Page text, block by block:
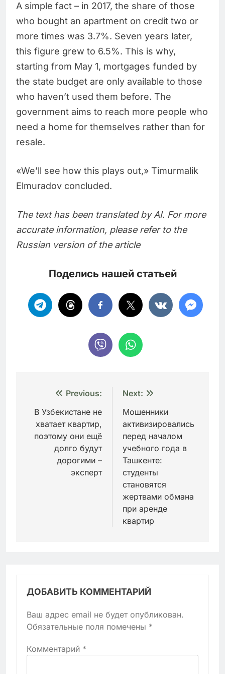
A simple fact – in 2017, the share of those
who bought an apartment on credit two or
more times was 3.7%. Seven years later,
this figure grew to 6.5%. This is why,
starting from May 1, mortgages funded by
the state budget are only available to those
who haven’t used them before. The
government aims to reach more people who
need a home for themselves rather than for
resale.
«We’ll see how this plays out,» Timurmalik
Elmuradov concluded.
The text has been translated by AI. For more
accurate information, please refer to the
Russian version of the article
Поделись нашей статьей
Навигация
по
записям
Previous:
В Узбекистане не
хватает квартир,
поэтому они ещё
долго будут
дорогими –
эксперт
Next:
Мошенники
активизировались
перед началом
учебного года в
Ташкенте:
студенты
становятся
жертвами обмана
при аренде
квартир
ДОБАВИТЬ КОММЕНТАРИЙ
Ваш адрес email не будет опубликован.
Обязательные поля помечены *
Комментарий *